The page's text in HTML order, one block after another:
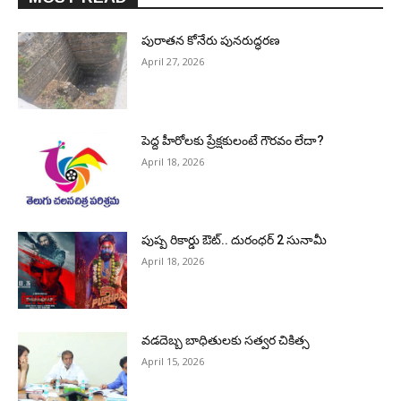
పురాత‌న కోనేరు పున‌రుద్ధ‌ర‌ణ
April 27, 2026
పెద్ద హీరోల‌కు ప్రేక్ష‌కులంటే గౌర‌వం లేదా?
April 18, 2026
పుష్ప రికార్డు ఔట్‌.. దురంధ‌ర్ 2 సునామీ
April 18, 2026
వడదెబ్బ బాధితులకు సత్వర చికిత్స
April 15, 2026